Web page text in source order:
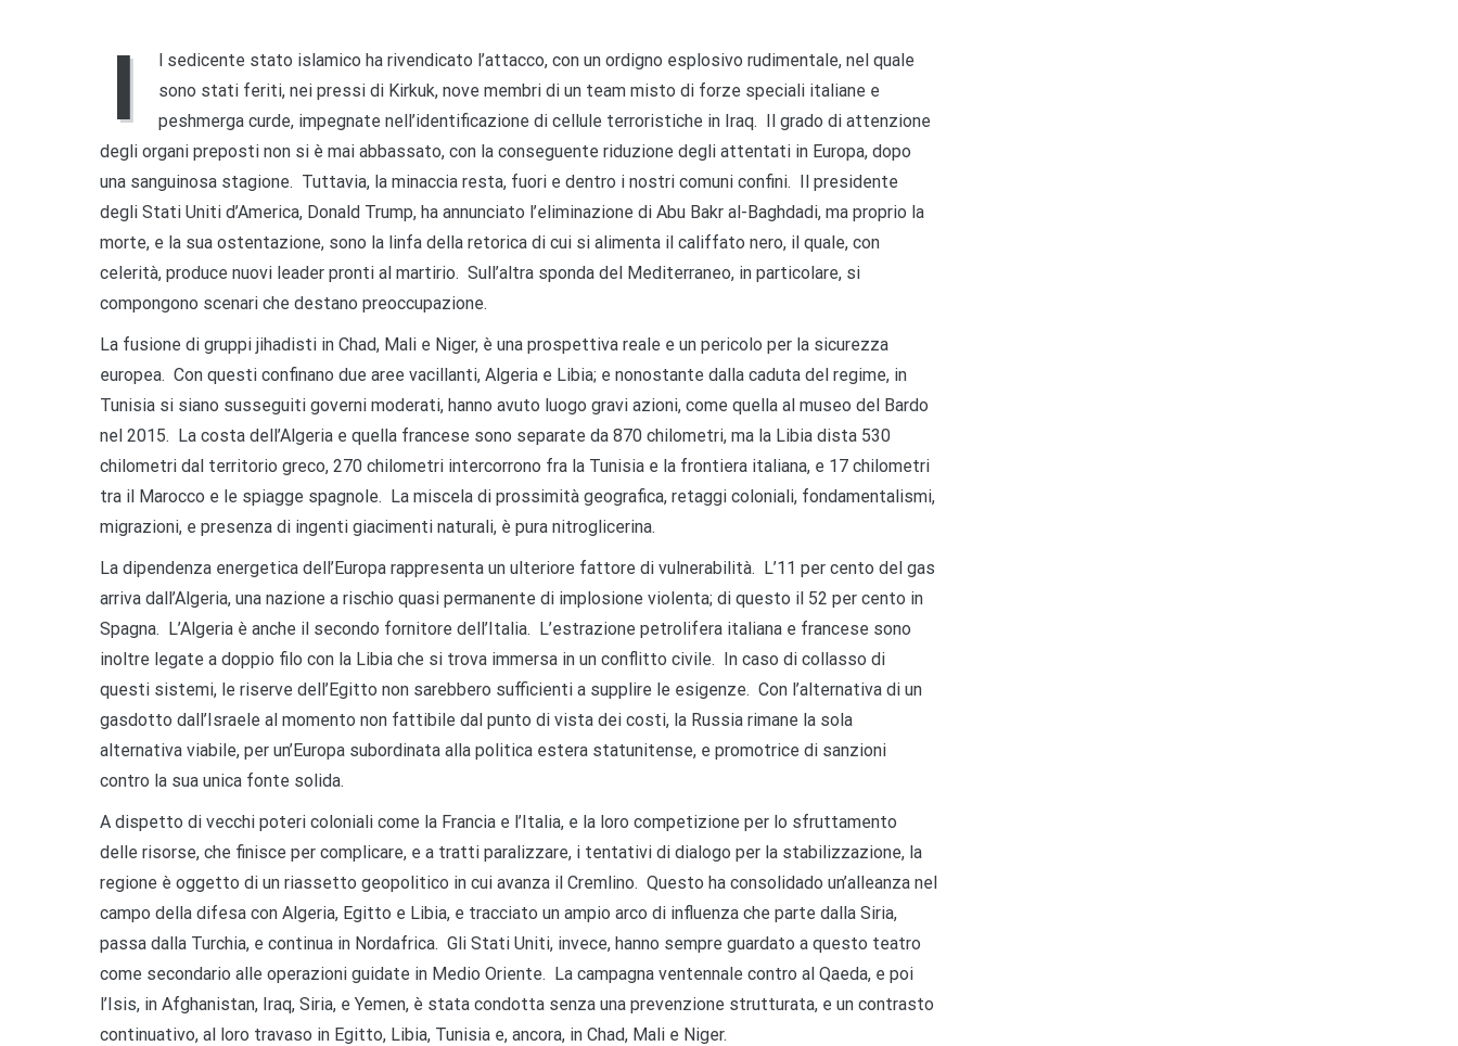
I
l sedicente stato islamico ha rivendicato l’attacco, con un ordigno esplosivo rudimentale, nel quale
sono stati feriti, nei pressi di Kirkuk, nove membri di un team misto di forze speciali italiane e
peshmerga curde, impegnate nell’identificazione di cellule terroristiche in Iraq. Il grado di attenzione
degli organi preposti non si è mai abbassato, con la conseguente riduzione degli attentati in Europa, dopo
una sanguinosa stagione. Tuttavia, la minaccia resta, fuori e dentro i nostri comuni confini. Il presidente
degli Stati Uniti d’America, Donald Trump, ha annunciato l’eliminazione di Abu Bakr al-Baghdadi, ma proprio la
morte, e la sua ostentazione, sono la linfa della retorica di cui si alimenta il califfato nero, il quale, con
celerità, produce nuovi leader pronti al martirio. Sull’altra sponda del Mediterraneo, in particolare, si
compongono scenari che destano preoccupazione.
La fusione di gruppi jihadisti in Chad, Mali e Niger, è una prospettiva reale e un pericolo per la sicurezza
europea. Con questi confinano due aree vacillanti, Algeria e Libia; e nonostante dalla caduta del regime, in
Tunisia si siano susseguiti governi moderati, hanno avuto luogo gravi azioni, come quella al museo del Bardo
nel 2015. La costa dell’Algeria e quella francese sono separate da 870 chilometri, ma la Libia dista 530
chilometri dal territorio greco, 270 chilometri intercorrono fra la Tunisia e la frontiera italiana, e 17 chilometri
tra il Marocco e le spiagge spagnole. La miscela di prossimità geografica, retaggi coloniali, fondamentalismi,
migrazioni, e presenza di ingenti giacimenti naturali, è pura nitroglicerina.
La dipendenza energetica dell’Europa rappresenta un ulteriore fattore di vulnerabilità. L’11 per cento del gas
arriva dall’Algeria, una nazione a rischio quasi permanente di implosione violenta; di questo il 52 per cento in
Spagna. L’Algeria è anche il secondo fornitore dell’Italia. L’estrazione petrolifera italiana e francese sono
inoltre legate a doppio filo con la Libia che si trova immersa in un conflitto civile. In caso di collasso di
questi sistemi, le riserve dell’Egitto non sarebbero sufficienti a supplire le esigenze. Con l’alternativa di un
gasdotto dall’Israele al momento non fattibile dal punto di vista dei costi, la Russia rimane la sola
alternativa viabile, per un’Europa subordinata alla politica estera statunitense, e promotrice di sanzioni
contro la sua unica fonte solida.
A dispetto di vecchi poteri coloniali come la Francia e l’Italia, e la loro competizione per lo sfruttamento
delle risorse, che finisce per complicare, e a tratti paralizzare, i tentativi di dialogo per la stabilizzazione, la
regione è oggetto di un riassetto geopolitico in cui avanza il Cremlino. Questo ha consolidado un’alleanza nel
campo della difesa con Algeria, Egitto e Libia, e tracciato un ampio arco di influenza che parte dalla Siria,
passa dalla Turchia, e continua in Nordafrica. Gli Stati Uniti, invece, hanno sempre guardato a questo teatro
come secondario alle operazioni guidate in Medio Oriente. La campagna ventennale contro al Qaeda, e poi
l’Isis, in Afghanistan, Iraq, Siria, e Yemen, è stata condotta senza una prevenzione strutturata, e un contrasto
continuativo, al loro travaso in Egitto, Libia, Tunisia e, ancora, in Chad, Mali e Niger.